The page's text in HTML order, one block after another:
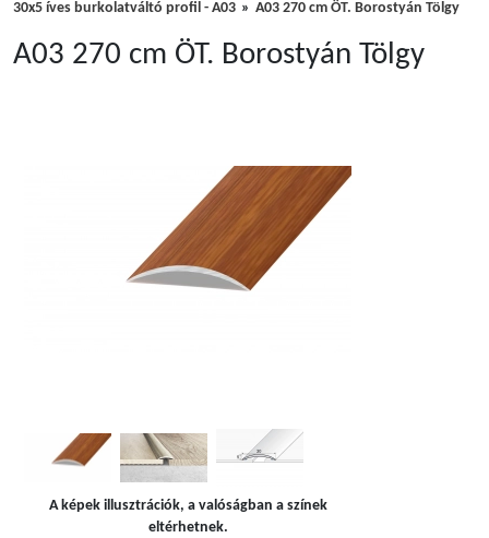
30x5 íves burkolatváltó profil - A03
A03 270 cm ÖT. Borostyán Tölgy
A03 270 cm ÖT. Borostyán Tölgy
A képek illusztrációk, a valóságban a színek
eltérhetnek.